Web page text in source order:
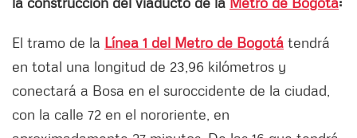
El tramo de la Línea 1 del Metro de Bogotá tendrá
en total una longitud de 23,96 kilómetros y
conectará a Bosa en el suroccidente de la ciudad,
con la calle 72 en el nororiente, en